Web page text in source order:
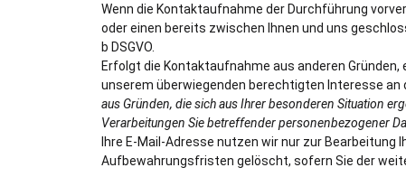
Wenn die Kontaktaufnahme der Durchführung
oder einen bereits zwischen Ihnen und uns
b DSGVO.
Erfolgt die Kontaktaufnahme aus anderen
unserem überwiegenden berechtigten Interesse an
aus Gründen, die sich aus Ihrer besonderen Situation
Verarbeitungen Sie betreffender personenbezogener
Ihre E-Mail-Adresse nutzen wir nur zur
Aufbewahrungsfristen gelöscht, sofern Sie der